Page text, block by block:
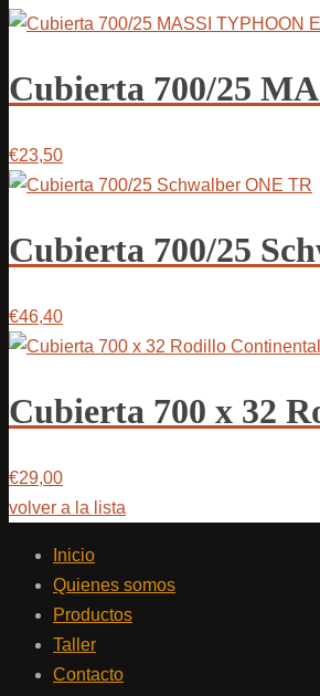
Cubierta 700/25
€23,50
Cubierta 700/25
€46,40
Cubierta 700 x 32
€29,00
volver a la lista
Inicio
Quienes somos
Productos
Taller
Contacto